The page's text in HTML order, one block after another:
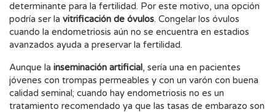
determinante para la fertilidad. Por este motivo, una opción
podría ser la vitrificación de óvulos. Congelar los óvulos
cuando la endometriosis aún no se encuentra en estadios
avanzados ayuda a preservar la fertilidad.
Aunque la inseminación artificial, sería una en pacientes
jóvenes con trompas permeables y con un varón con buena
calidad seminal; cuando hay endometriosis no es un
tratamiento recomendado ya que las tasas de embarazo son